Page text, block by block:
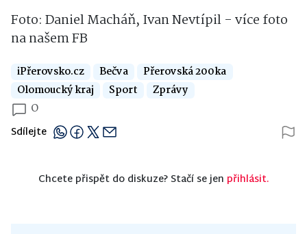
Foto: Daniel Macháň, Ivan Nevtípil - více foto
na našem FB
iPřerovsko.cz Bečva
Přerovská 200ka
Olomoucký kraj
Sport Zprávy
0
Sdílejte
Chcete přispět do diskuze? Stačí se jen přihlásit.